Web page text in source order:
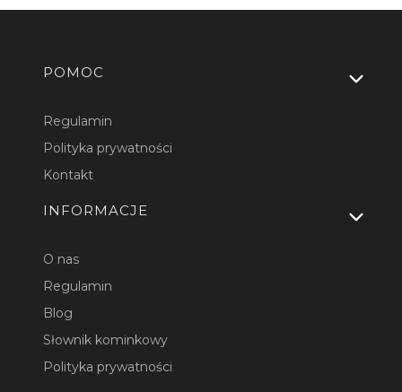
Linki w stopce
POMOC
Regulamin
Polityka prywatności
Kontakt
INFORMACJE
O nas
Regulamin
Blog
Słownik kominkowy
Polityka prywatności